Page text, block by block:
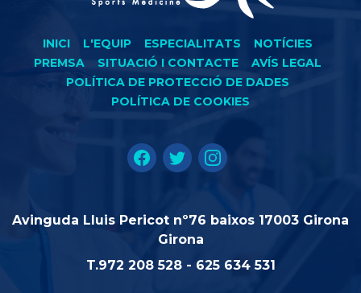
INICI L'EQUIP ESPECIALITATS
NOTÍCIES
PREMSA
SITUACIÓ I CONTACTE
AVÍS LEGAL
POLÍTICA DE PROTECCIÓ DE DADES
POLÍTICA DE COOKIES
Avinguda Lluis Pericot nº76 baixos 17003 Girona
Girona
T.972 208 528- 625 634 531